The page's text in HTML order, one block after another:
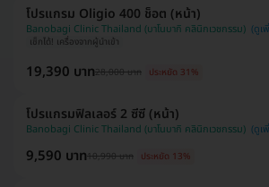
เช็กได้! เครื่องจากผู้นำเข้า
โปรแกรม Oligio 400 ช็อต (หน้า)
Banobagi Clinic Thailand (บาโนบากิ คลินิกเวชกรรม)
19,390 บาท28,000 บาท ประหยัด 31%
โปรแกรมฟิลเลอร์ 2 ซีซี (หน้า)
Banobagi Clinic Thailand (บาโนบากิ คลินิกเวชกรรม)
9,590 บาท10,990 บาท ประหยัด 13%